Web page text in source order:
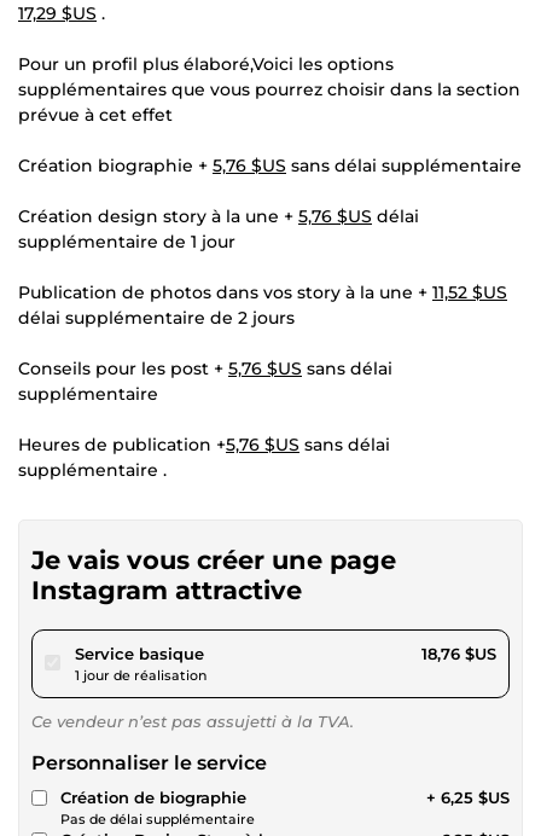
17,29 $US .
Pour un profil plus élaboré,Voici les options
supplémentaires que vous pourrez choisir dans la section
prévue à cet effet
Création biographie + 5,76 $US sans délai supplémentaire
Création design story à la une + 5,76 $US délai
supplémentaire de 1 jour
Publication de photos dans vos story à la une + 11,52 $US
délai supplémentaire de 2 jours
Conseils pour les post + 5,76 $US sans délai
supplémentaire
Heures de publication +5,76 $US sans délai
supplémentaire .
Je vais vous créer une page
Instagram attractive
Service basiquepour 17,29 $US
1 jour de réalisation
18,76 $US
Ce vendeur n’est pas assujetti à la TVA.
Personnaliser le service
Création de biographie
Pas de délai supplémentaire
+ 6,25 $US